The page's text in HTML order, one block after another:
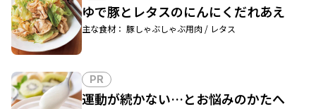
ゆで豚とレタスのにんにくだれあえ
主な食材： 豚しゃぶしゃぶ用肉 / レタス
PR
運動が続かない…とお悩みのかたへ